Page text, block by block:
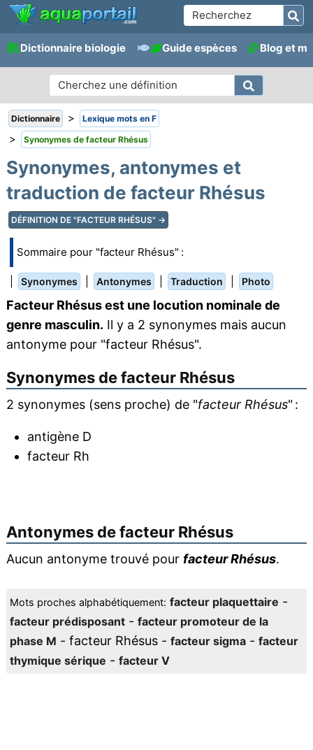
Dictionnaire biologie Guide espèces Blog et
Dictionnaire > Lexique mots en F
> Synonymes de facteur Rhésus
Synonymes, antonymes et
traduction de facteur Rhésus
DÉFINITION DE "FACTEUR RHÉSUS" →
Sommaire pour "facteur Rhésus" :
Synonymes Antonymes Traduction Photo
Facteur Rhésus est une locution nominale de
genre masculin. Il y a 2 synonymes mais aucun
antonyme pour "facteur Rhésus".
Synonymes defacteur Rhésus
2 synonymes (sens proche) de "facteur Rhésus" :
antigène D
facteur Rh
Antonymes defacteur Rhésus
Aucun antonyme trouvé pour facteur Rhésus.
Mots proches alphabétiquement: facteur plaquettaire -
facteur prédisposant- facteur promoteur de la
phase M - facteur Rhésus - facteur sigma- facteur
thymique sérique - facteur V